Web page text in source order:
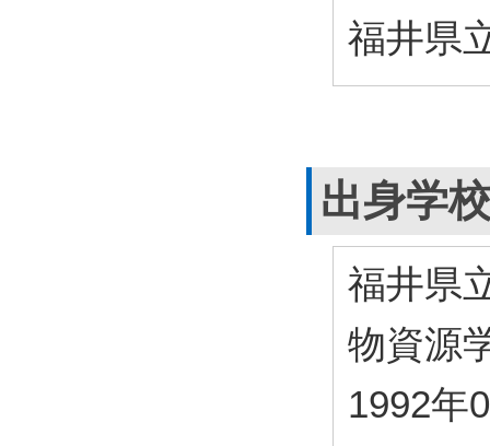
福井県
出身学校
福井県
物資源
1992年